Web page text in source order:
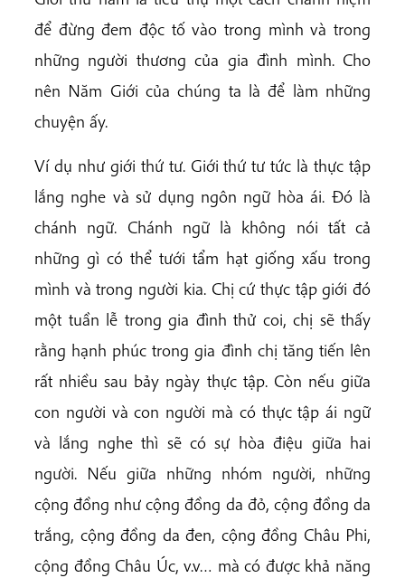
để đừng đem độc tố vào trong mình và trong
những người thương của gia đình mình. Cho
nên Năm Giới của chúng ta là để làm những
chuyện ấy.
Ví dụ như giới thứ tư. Giới thứ tư tức là thực tập
lắng nghe và sử dụng ngôn ngữ hòa ái. Đó là
chánh ngữ. Chánh ngữ là không nói tất cả
những gì có thể tưới tẩm hạt giống xấu trong
mình và trong người kia. Chị cứ thực tập giới đó
một tuần lễ trong gia đình thử coi, chị sẽ thấy
rằng hạnh phúc trong gia đình chị tăng tiến lên
rất nhiều sau bảy ngày thực tập. Còn nếu giữa
con người và con người mà có thực tập ái ngữ
và lắng nghe thì sẽ có sự hòa điệu giữa hai
người. Nếu giữa những nhóm người, những
cộng đồng như cộng đồng da đỏ, cộng đồng da
trắng, cộng đồng da đen, cộng đồng Châu Phi,
cộng đồng Châu Úc, v.v… mà có được khả năng